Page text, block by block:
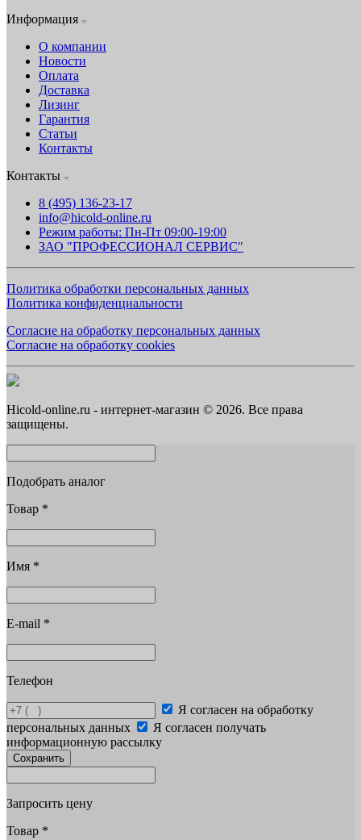
Информация
О компании
Новости
Оплата
Доставка
Лизинг
Гарантия
Статьи
Контакты
Контакты
8 (495) 136-23-17
info@hicold-online.ru
Режим работы: Пн-Пт 09:00-19:00
ЗАО "ПРОФЕССИОНАЛ СЕРВИС"
Политика обработки персональных данных
Политика конфиденциальности
Согласие на обработку персональных данных
Согласие на обработку cookies
Hicold-online.ru - интернет-магазин © 2026. Все права
защищены.
Подобрать аналог
Товар *
Имя *
E-mail *
Телефон
Я согласен на обработку
персональных данных
Я согласен получать
информационную рассылку
Сохранить
Запросить цену
Товар *